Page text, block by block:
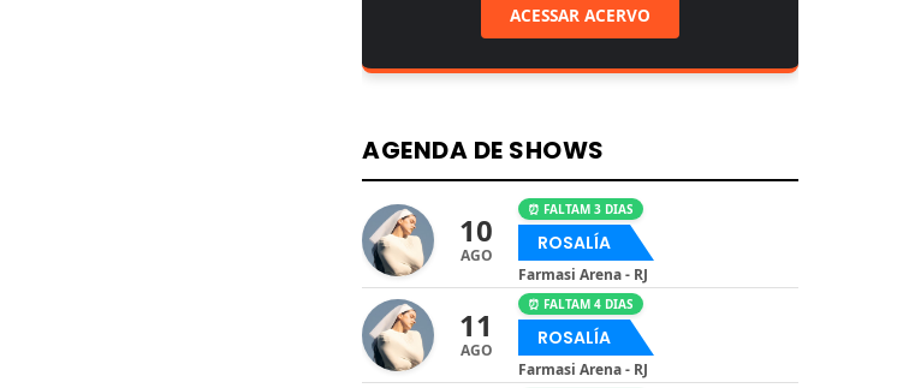
ACESSAR ACERVO
AGENDA DE SHOWS
10
AGO
⏰ FALTAM 3 DIAS
ROSALÍA
Farmasi Arena - RJ
11
AGO
⏰ FALTAM 4 DIAS
ROSALÍA
Farmasi Arena - RJ